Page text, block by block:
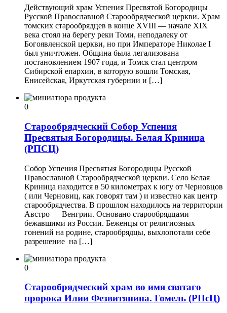
Действующий храм Успения Пресвятой Богородицы
Русской Православной Старообрядческой церкви. Храм
томских старообрядцев в конце XVIII — начале XIX
века стоял на берегу реки Томи, неподалеку от
Богоявленской церкви, но при Императоре Николае I
был уничтожен. Община была легализована
постановлением 1907 года, и Томск стал центром
Сибирской епархии, в которую вошли Томская,
Енисейская, Иркутская губернии и […]
0
Старообрядческий Собор Успения
Пресвятыя Богородицы. Белая Криница
(РПСЦ)
Собор Успения Пресвятыя Богородицы Русской
Православной Старообрядческой церкви. Село Белая
Криница находится в 50 километрах к югу от Черновцов
( или Черновиц, как говорят там ) и известно как центр
старообрядчества. В прошлом находилось на территории
Австро — Венгрии. Основано старообрядцами
бежавшими из России. Беженцы от религиозных
гонений на родине, старообрядцы, выхлопотали себе
разрешение на […]
0
Старообрядческий храм во имя святаго
пророка Илии Фезвитянина. Гомель (РПсЦ)